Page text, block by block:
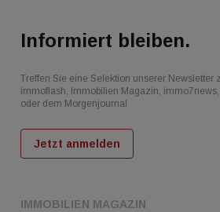
IMMOBILIEN MAGAZIN
Informiert bleiben.
Treffen Sie eine Selektion unserer Newsletter
immoflash, Immobilien Magazin,
oder dem Morgenjournal
Jetzt anmelden